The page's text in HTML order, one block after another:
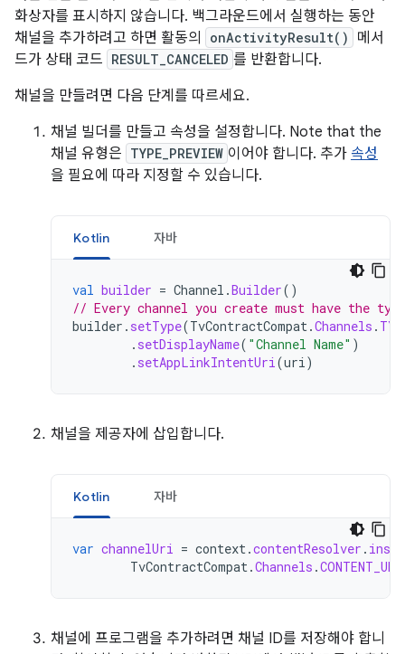
화상자를 표시하지 않습니다. 백그라운드에서 실행하는 동안
채널을 추가하려고 하면 활동의
onActivityResult()
메서
드가 상태 코드 RESULT_CANCELED 를 반환합니다.
채널을 만들려면 다음 단계를 따르세요.
채널 빌더를 만들고 속성을 설정합니다. Note that the
채널 유형은 TYPE_PREVIEW 이어야 합니다. 추가 속성
을 필요에 따라 지정할 수 있습니다.
Kotlin 자바
val builder = Channel .Builder()
// Every channel you create must have the
builder . setType(TvContractCompat .Channels .
. setDisplayName( "Channel Name" )
. setAppLinkIntentUri (uri )
채널을 제공자에 삽입합니다.
Kotlin 자바
var channelUri = context .contentResolver .
TvContractCompat .Channels .CONTENT_URI
채널에 프로그램을 추가하려면 채널 ID를 저장해야 합니